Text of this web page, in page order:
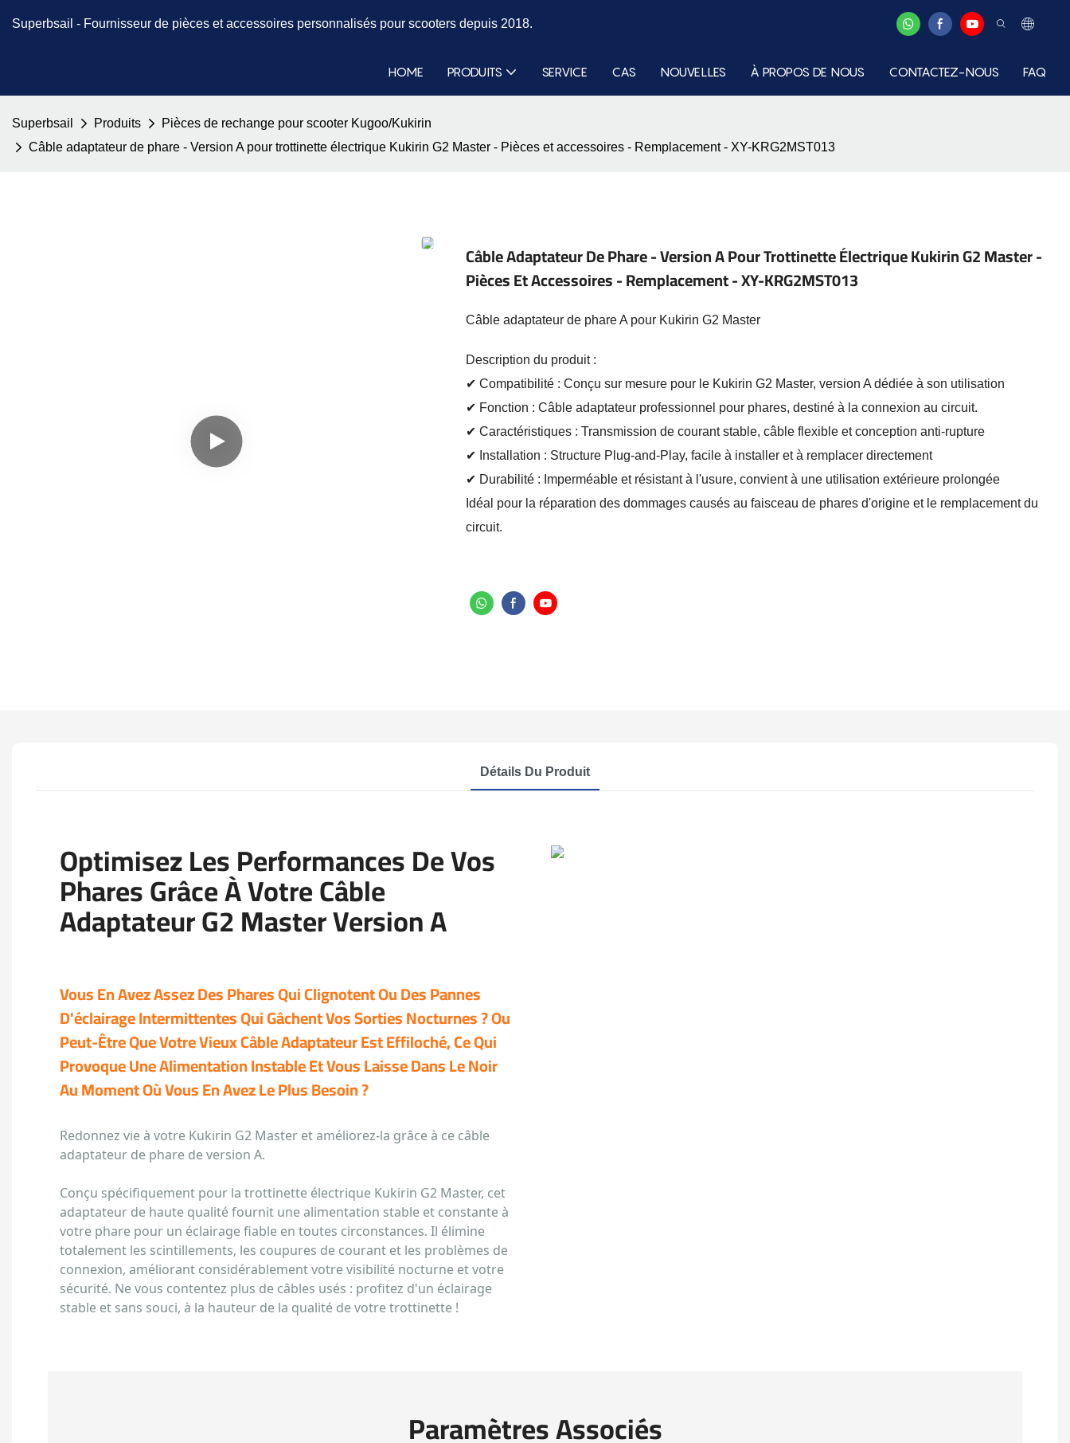
Superbsail - Fournisseur de pièces et accessoires personnalisés pour scooters depuis 2018.
HOME PRODUITS SERVICE CAS NOUVELLES À PROPOS DE NOUS CONTACTEZ-NOUS FAQ
Superbsail Produits
Pièces de rechange pour scooter Kugoo/Kukirin
Câble adaptateur de phare - Version A pour trottinette électrique Kukirin G2 Master - Pièces et accessoires - Remplacement - XY-KRG2MST013
Câble Adaptateur De Phare - Version A Pour Trottinette Électrique Kukirin G2 Master -
Pièces Et Accessoires - Remplacement - XY-KRG2MST013
Câble adaptateur de phare A pour Kukirin G2 Master
Description du produit :
✔ Compatibilité : Conçu sur mesure pour le Kukirin G2 Master, version A dédiée à son utilisation
✔ Fonction : Câble adaptateur professionnel pour phares, destiné à la connexion au circuit.
✔ Caractéristiques : Transmission de courant stable, câble flexible et conception anti-rupture
✔ Installation : Structure Plug-and-Play, facile à installer et à remplacer directement
✔ Durabilité : Imperméable et résistant à l'usure, convient à une utilisation extérieure prolongée
Idéal pour la réparation des dommages causés au faisceau de phares d'origine et le remplacement du
circuit.
Détails Du Produit
Optimisez Les Performances De Vos
Phares Grâce À Votre Câble
Adaptateur G2 Master Version A
Vous En Avez Assez Des Phares Qui Clignotent Ou Des Pannes
D'éclairage Intermittentes Qui Gâchent Vos Sorties Nocturnes ? Ou
Peut-Être Que Votre Vieux Câble Adaptateur Est Effiloché, Ce Qui
Provoque Une Alimentation Instable Et Vous Laisse Dans Le Noir
Au Moment Où Vous En Avez Le Plus Besoin ?
Redonnez vie à votre Kukirin G2 Master et améliorez-la grâce à ce câble
adaptateur de phare de version A.
Conçu spécifiquement pour la trottinette électrique Kukirin G2 Master, cet
adaptateur de haute qualité fournit une alimentation stable et constante à
votre phare pour un éclairage fiable en toutes circonstances. Il élimine
totalement les scintillements, les coupures de courant et les problèmes de
connexion, améliorant considérablement votre visibilité nocturne et votre
sécurité. Ne vous contentez plus de câbles usés : profitez d'un éclairage
stable et sans souci, à la hauteur de la qualité de votre trottinette !
Paramètres Associés